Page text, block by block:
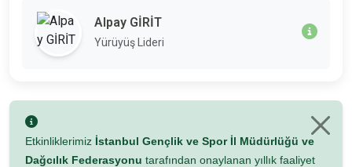
Alpay GİRİT
Yürüyüş Lideri
Etkinliklerimiz İstanbul Gençlik ve Spor İl Müdürlüğü ve
Dağcılık Federasyonu tarafından onaylanan yıllık faaliyet